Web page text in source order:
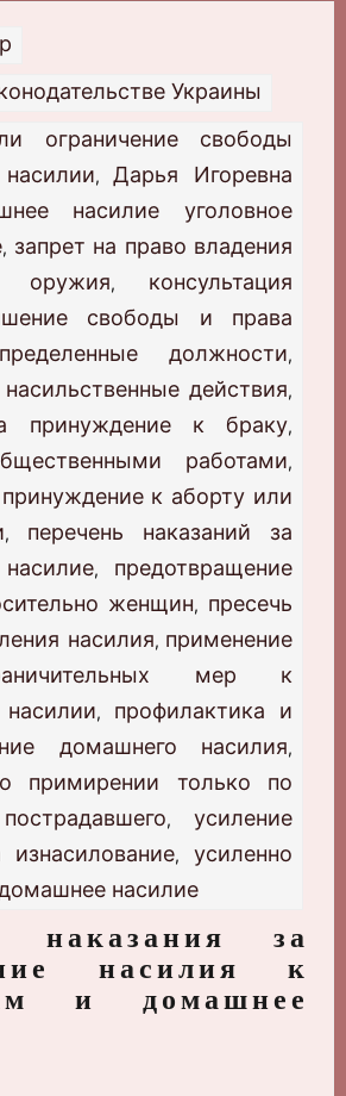
Украины
ограничение свободы
,Дарья Игоревна
насилие уголовное
, запрет на право владения
оружия, консультация
свободы и права
должности,
действия,
принуждение к браку,
работами,
принуждение к аборту или
, перечень наказаний за
, предотвращение
женщин, пресечь
насилия, применение
мер к
, профилактика и
домашнего насилия,
примирении только по
, усиление
изнасилование,усиленно
насилие
наказания за
насилия к
и домашнее